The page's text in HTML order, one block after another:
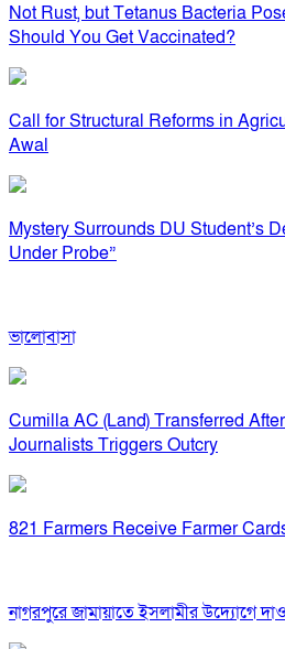
Not Rust, but Tetanus Bacteria
Should You Get Vaccinated?
Call for Structural Reforms in
Awal
Mystery Surrounds DU Student’s
Under Probe”
ভালোবাসা
Cumilla AC (Land) Transferred
Journalists Triggers Outcry
821 Farmers Receive Farmer
নাগরপুরে জামায়াতে ইসলামীর উদ্যোগে